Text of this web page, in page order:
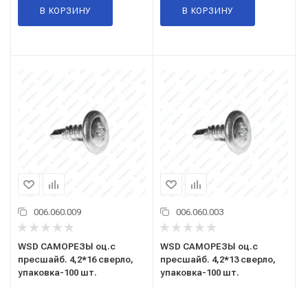
В КОРЗИНУ В КОРЗИНУ
006.060.009
WSD САМОРЕЗЫ оц.с
пресшайб. 4,2*16 сверло,
упаковка-100 шт.
006.060.003
WSD САМОРЕЗЫ оц.с
пресшайб. 4,2*13 сверло,
упаковка-100 шт.